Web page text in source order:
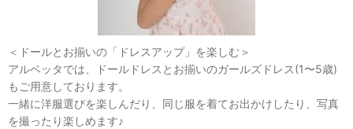
＜ドールとお揃いの「ドレスアップ」を楽しむ＞
アルベッタでは、ドールドレスとお揃いのガールズドレス(1〜5歳)
もご用意しております。
一緒に洋服選びを楽しんだり、同じ服を着てお出かけしたり、写真
を撮ったり楽しめます♪